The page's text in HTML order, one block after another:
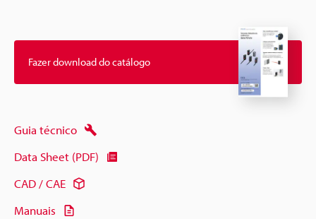
Fazer download do catálogo
Guia técnico
Data Sheet (PDF)
CAD / CAE
Manuais